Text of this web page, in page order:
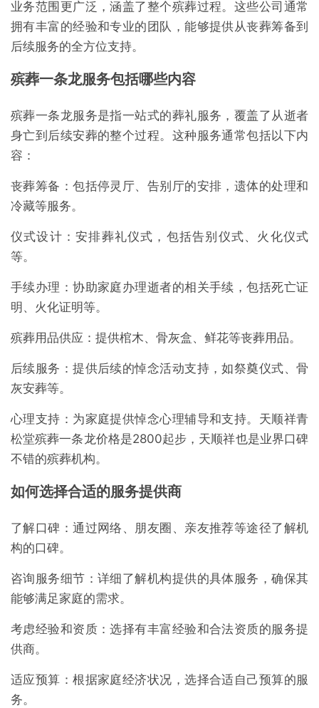
业务范围更广泛，涵盖了整个殡葬过程。这些公司通常
拥有丰富的经验和专业的团队，能够提供从丧葬筹备到
后续服务的全方位支持。
殡葬一条龙服务包括哪些内容
殡葬一条龙服务是指一站式的葬礼服务，覆盖了从逝者
身亡到后续安葬的整个过程。这种服务通常包括以下内
容：
丧葬筹备：包括停灵厅、告别厅的安排，遗体的处理和
冷藏等服务。
仪式设计：安排葬礼仪式，包括告别仪式、火化仪式
等。
手续办理：协助家庭办理逝者的相关手续，包括死亡证
明、火化证明等。
殡葬用品供应：提供棺木、骨灰盒、鲜花等丧葬用品。
后续服务：提供后续的悼念活动支持，如祭奠仪式、骨
灰安葬等。
心理支持：为家庭提供悼念心理辅导和支持。天顺祥青
松堂殡葬一条龙价格是2800起步，天顺祥也是业界口碑
不错的殡葬机构。
如何选择合适的服务提供商
了解口碑：通过网络、朋友圈、亲友推荐等途径了解机
构的口碑。
咨询服务细节：详细了解机构提供的具体服务，确保其
能够满足家庭的需求。
考虑经验和资质：选择有丰富经验和合法资质的服务提
供商。
适应预算：根据家庭经济状况，选择合适自己预算的服
务。